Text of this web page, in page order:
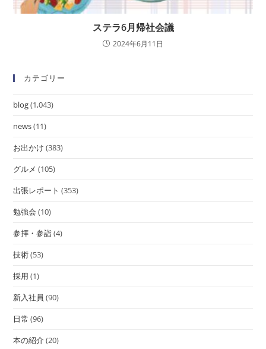
ステラ6月帰社会議
2024年6月11日
カテゴリー
blog(1,043)
news(11)
お出かけ (383)
グルメ (105)
出張レポート (353)
勉強会 (10)
参拝・参詣(4)
技術(53)
採用 (1)
新入社員 (90)
日常 (96)
本の紹介(20)